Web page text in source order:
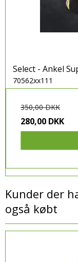
Select - Ankel
70562xx111
350,00 DKK
280,00 DKK
Kunder der
også købt